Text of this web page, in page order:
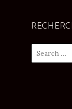
Search